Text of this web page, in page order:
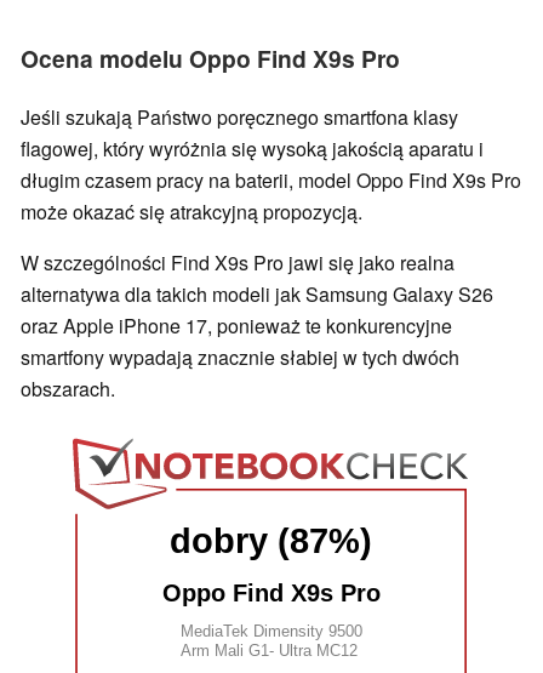
Ocena modelu Oppo Find X9s Pro
Jeśli szukają Państwo poręcznego smartfona klasy
flagowej, który wyróżnia się wysoką jakością aparatu i
długim czasem pracy na baterii, model Oppo Find X9s Pro
może okazać się atrakcyjną propozycją.
W szczególności Find X9s Pro jawi się jako realna
alternatywa dla takich modeli jak Samsung Galaxy S26
oraz Apple iPhone 17, ponieważ te konkurencyjne
smartfony wypadają znacznie słabiej w tych dwóch
obszarach.
dobry (87%)
Oppo Find X9s Pro
MediaTek Dimensity 9500
Arm Mali G1- Ultra MC12